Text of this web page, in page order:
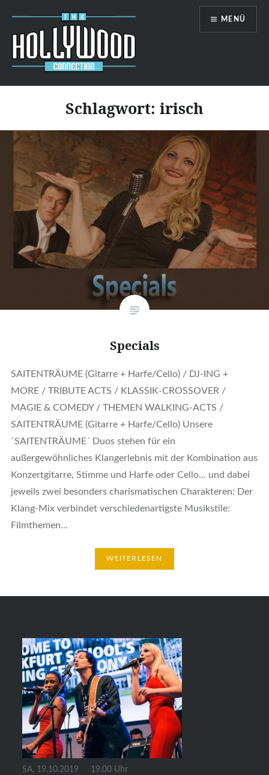
springen
Hollywood-Connection
MENÜ
Schlagwort: irisch
Specials
SAITENTRÄUME (Gitarre + Harfe/Cello) / DJ-ING +
MORE / TRIBUTE ACTS / KLASSIK-CROSSOVER /
MAGIE & COMEDY / THEMEN WALKING-ACTS /
SAITENTRÄUME (Gitarre + Harfe/Cello) Unsere
`SAITENTRÄUME´ Duos stehen für ein
außergewöhnliches Klangerlebnis mit der Kombination aus
Konzertgitarre, Stimme und Harfe oder Cello… und dabei
jeweils zwei besonders charismatischen Charakteren: Der
Klang-Mix verbindet verschiedenartigste Musikstile:
Filmthemen…
WEITERLESEN
SA, 19.10.2019 19.00 Uhr